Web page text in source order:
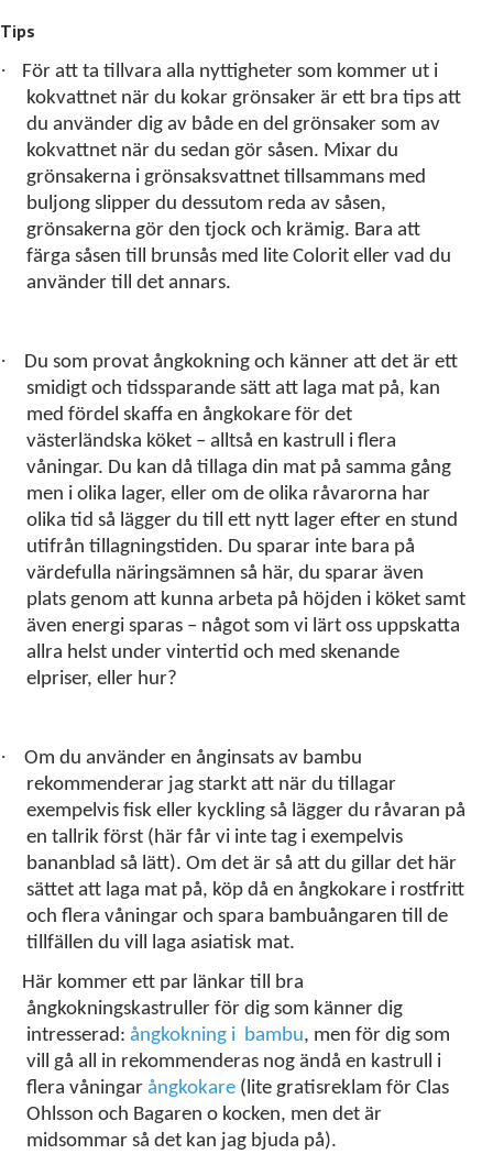
Tips
·
För att ta tillvara alla nyttigheter som kommer ut i
kokvattnet när du kokar grönsaker är ett bra tips att
du använder dig av både en del grönsaker som av
kokvattnet när du sedan gör såsen. Mixar du
grönsakerna i grönsaksvattnet tillsammans med
buljong slipper du dessutom reda av såsen,
grönsakerna gör den tjock och krämig. Bara att
färga såsen till brunsås med lite Colorit eller vad du
använder till det annars.
·
Du som provat ångkokning och känner att det är ett
smidigt och tidssparande sätt att laga mat på, kan
med fördel skaffa en ångkokare för det
västerländska köket – alltså en kastrull i flera
våningar. Du kan då tillaga din mat på samma gång
men i olika lager, eller om de olika råvarorna har
olika tid så lägger du till ett nytt lager efter en stund
utifrån tillagningstiden. Du sparar inte bara på
värdefulla näringsämnen så här, du sparar även
plats genom att kunna arbeta på höjden i köket samt
även energi sparas – något som vi lärt oss uppskatta
allra helst under vintertid och med skenande
elpriser, eller hur?
·
Om du använder en ånginsats av bambu
rekommenderar jag starkt att när du tillagar
exempelvis fisk eller kyckling så lägger du råvaran på
en tallrik först (här får vi inte tag i exempelvis
bananblad så lätt). Om det är så att du gillar det här
sättet att laga mat på, köp då en ångkokare i rostfritt
och flera våningar och spara bambuångaren till de
tillfällen du vill laga asiatisk mat.
Här kommer ett par länkar till bra
ångkokningskastruller för dig som känner dig
intresserad: ångkokning i bambu, men för dig som
vill gå all in rekommenderas nog ändå en kastrull i
flera våningar ångkokare (lite gratisreklam för Clas
Ohlsson och Bagaren o kocken, men det är
midsommar så det kan jag bjuda på).